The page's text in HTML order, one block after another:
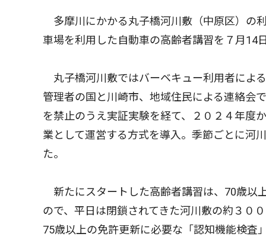
多摩川にかかる丸子橋河川敷（中原区）の
車場を利用した自動車の高齢者講習を７月14
丸子橋河川敷ではバーベキュー利用者によ
管理者の国と川崎市、地域住民による連絡会
を禁止のうえ実証実験を経て、２０２４年度
業として運営する方式を導入。季節ごとに河
た。
新たにスタートした高齢者講習は、70歳以
ので、平日は閉鎖されてきた河川敷の約３０
75歳以上の免許更新に必要な「認知機能検査